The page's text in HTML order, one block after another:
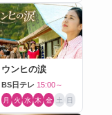
ウンヒの涙
BS日テレ 15:00～
月 火 水 木 金 土 日